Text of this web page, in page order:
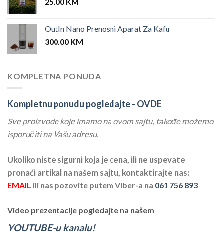
OutIn Nano Prenosni Aparat Za Kafu
300.00 KM
KOMPLETNA PONUDA
Kompletnu ponudu pogledajte - OVDE
Sve proizvode koje imamo na ovom sajtu, takođe možemo
isporučiti na Vašu adresu.
Ukoliko niste sigurni koja je cena, ili ne uspevate
pronaći artikal na našem sajtu, kontaktirajte nas:
EMAIL ili nas pozovite putem Viber-a na 061 756 893
Video prezentacije pogledajte na našem
YOUTUBE-u kanalu!